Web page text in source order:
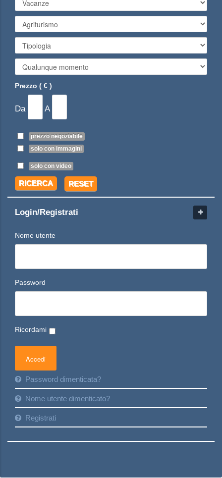
Prezzo ( € )
Da A
prezzo negoziabile
solo con immagini
solo con video
RICERCA RESET
Login/Registrati
Nome utente
Password
Ricordami
Password dimenticata?
Nome utente dimenticato?
Registrati